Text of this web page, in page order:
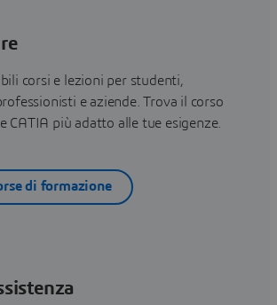
corsi e lezioni per studenti,
e aziende. Trova il corso
CATIA più adatto alle tue esigenze.
di formazione